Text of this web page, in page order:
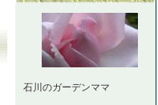
石川のガーデンママ